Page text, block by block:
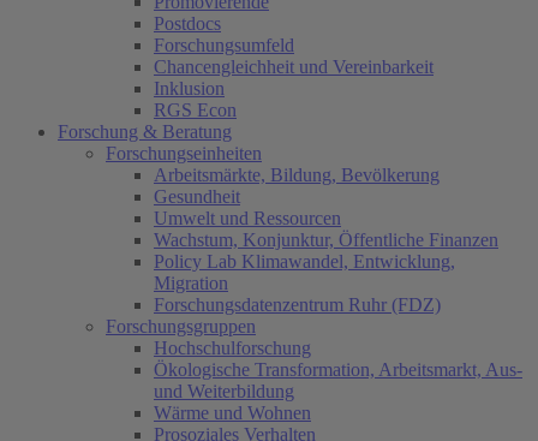
Postdocs
Forschungsumfeld
Chancengleichheit und Vereinbarkeit
Inklusion
RGS Econ
Forschung & Beratung
Forschungseinheiten
Arbeitsmärkte, Bildung, Bevölkerung
Gesundheit
Umwelt und Ressourcen
Wachstum, Konjunktur, Öffentliche Finanzen
Policy Lab Klimawandel, Entwicklung,
Migration
Forschungsdatenzentrum Ruhr (FDZ)
Forschungsgruppen
Hochschulforschung
Ökologische Transformation, Arbeitsmarkt, Aus-
und Weiterbildung
Wärme und Wohnen
Prosoziales Verhalten